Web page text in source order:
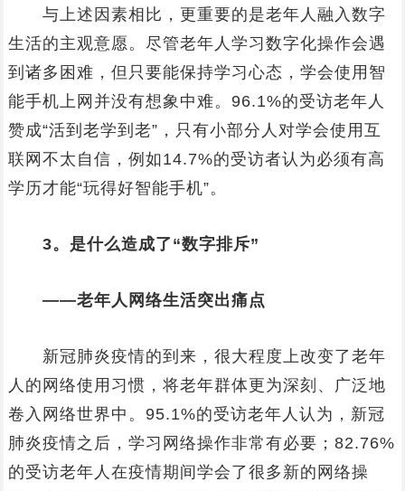
与上述因素相比，更重要的是老年人融入数字
生活的主观意愿。尽管老年人学习数字化操作会遇
到诸多困难，但只要能保持学习心态，学会使用智
能手机上网并没有想象中难。96.1%的受访老年人
赞成“活到老学到老”，只有小部分人对学会使用互
联网不太自信，例如14.7%的受访者认为必须有高
学历才能“玩得好智能手机”。
3。是什么造成了“数字排斥”
——老年人网络生活突出痛点
新冠肺炎疫情的到来，很大程度上改变了老年
人的网络使用习惯，将老年群体更为深刻、广泛地
卷入网络世界中。95.1%的受访老年人认为，新冠
肺炎疫情之后，学习网络操作非常有必要；82.76%
的受访老年人在疫情期间学会了很多新的网络操